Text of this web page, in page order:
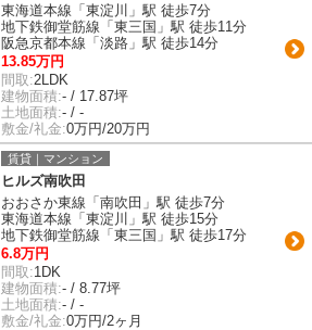
東海道本線「東淀川」駅 徒歩7分
地下鉄御堂筋線「東三国」駅 徒歩11分
阪急京都本線「淡路」駅 徒歩14分
13.85万円
間取:2LDK
建物面積:- / 17.87坪
土地面積:- / -
敷金/礼金:0万円/20万円
賃貸｜マンション
ヒルズ南吹田
おおさか東線「南吹田」駅 徒歩7分
東海道本線「東淀川」駅 徒歩15分
地下鉄御堂筋線「東三国」駅 徒歩17分
6.8万円
間取:1DK
建物面積:- / 8.77坪
土地面積:- / -
敷金/礼金:0万円/2ヶ月